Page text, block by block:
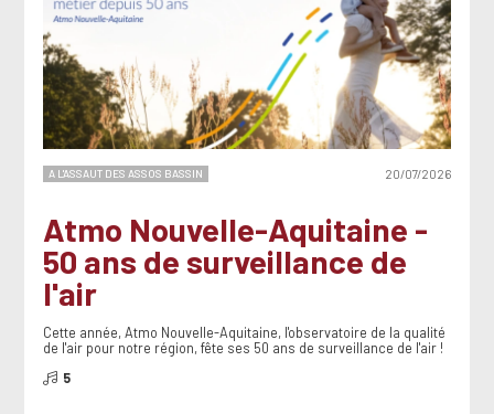
A L'ASSAUT DES ASSOS BASSIN 20/07/2026
Atmo Nouvelle-Aquitaine -
50 ans de surveillance de
l'air
Cette année, Atmo Nouvelle-Aquitaine, l'observatoire de la qualité
de l'air pour notre région, fête ses 50 ans de surveillance de l'air !
5